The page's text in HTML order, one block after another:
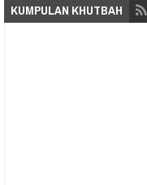
KUMPULAN KHUTBAH